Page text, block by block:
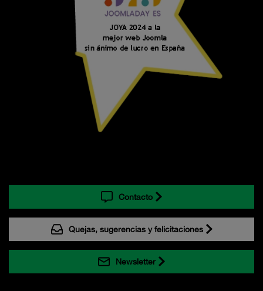
Contacto
Quejas, sugerencias y felicitaciones
Newsletter